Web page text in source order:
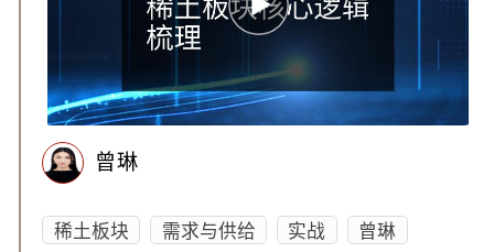
曾琳
稀土板块 需求与供给 实战
曾琳